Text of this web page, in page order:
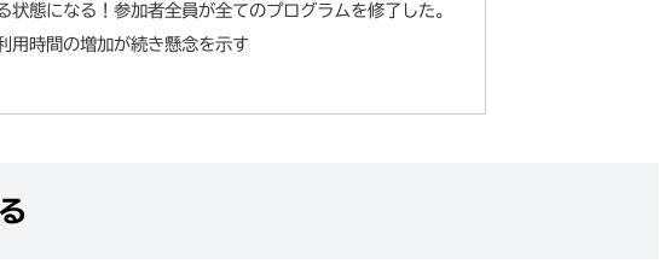
状態になる！参加者全員が全てのプログラムを修了した。
用時間の増加が続き懸念を示す